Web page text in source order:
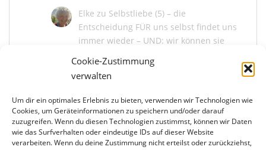
Cookie-Zustimmung
verwalten
Um dir ein optimales Erlebnis zu bieten, verwenden wir Technologien wie
Cookies, um Geräteinformationen zu speichern und/oder darauf
zuzugreifen. Wenn du diesen Technologien zustimmst, können wir Daten
wie das Surfverhalten oder eindeutige IDs auf dieser Website
verarbeiten. Wenn du deine Zustimmung nicht erteilst oder zurückziehst,
Elke zu Selbstliebe (5) – die
Entscheidung FÜR uns selbst findet uns
immer wieder – UND: wir können sie
Juni 13, 2026
Marina KaiserzuSelbstliebe (5) – die
Entscheidung FÜR uns selbst findet uns
immer wieder – UND: wir können sie
bekräftigen